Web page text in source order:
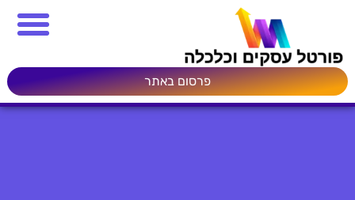
פרסום באתר